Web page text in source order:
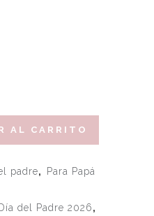
AL CARRITO
padre,
Para Papá
Día del Padre 2026,